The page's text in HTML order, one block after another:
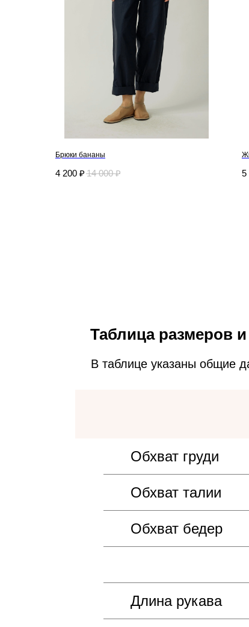
Брюки бананы
4 200 ₽ 14 000 ₽ 5
Таблица размеров
В таблице указаны общие
Длина рукава
Обхват бедер
Обхват талии
Обхват груди